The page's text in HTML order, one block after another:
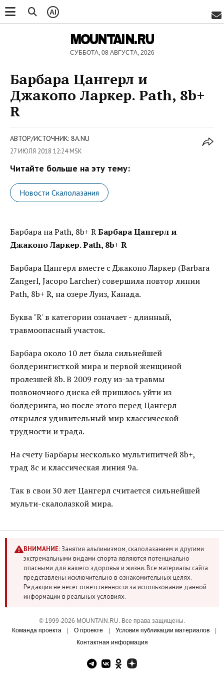
AI
MOUNTAIN.RU
СУББОТА, 08 АВГУСТА, 2026
Барбара Цангерл и
Джакопо Ларкер. Path, 8b+
R
АВТОР/ИСТОЧНИК: 8A.NU
27 ИЮЛЯ 2018 12:24 MSK
Читайте больше на эту тему:
Новости Скалолазания
Барбара на Path, 8b+ RБарбара Цангерл и
Джакопо Ларкер. Path, 8b+ R
Барбара Цангерл вместе с Джакопо Ларкер (Barbara
Zangerl, Jacopo Larcher) совершила повтор линии
Path, 8b+ R, на озере Луиз, Канада.
Буква "R' в категории означает - длинный,
травмоопасный участок.
Барбара около 10 лет была сильнейшей
болдерингисткой мира и первой женщиной
пролезшей 8b. В 2009 году из-за травмы
позвоночного диска ей пришлось уйти из
болдеринга, но после этого перед Цангерл
открылся удивительный мир классической
трудности и трада.
На счету Барбары несколько мультипитчей 8b+,
трад 8c и классическая линия 9a.
Так в свои 30 лет Цангерл считается сильнейшей
мульти-скалолазкой мира.
ВНИМАНИЕ:Занятия альпинизмом, скалолазанием и другими
экстремальными видами спорта являются потенциально
опасными для вашего здоровья и жизни. Все материалы сайта
представлены исключительно в ознакомительных целях.
Редакция не несет ответственности за использование данной
информации в реальных условиях.
© 1999-2026 MOUNTAIN.RU. Все права защищены.
Команда проекта
О проекте Условия публикации материалов
Контактная информация